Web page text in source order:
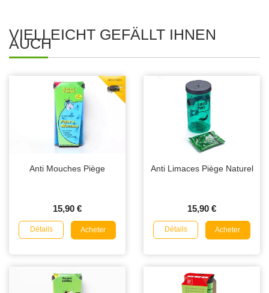
VIELLEICHT GEFÄLLT IHNEN
AUCH
Anti Mouches Piège
15,90 €
Détails Acheter
Anti Limaces Piège Naturel
15,90 €
Détails Acheter